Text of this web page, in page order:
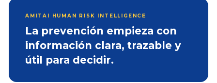
AMITAI HUMAN RISK INTELLIGENCE
La prevención empieza con
información clara, trazable y
útil para decidir.